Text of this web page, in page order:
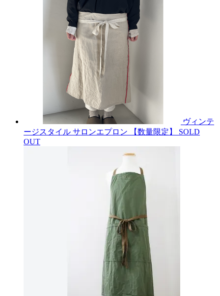
ヴィンテ
ージスタイル サロンエプロン 【数量限定】 SOLD
OUT